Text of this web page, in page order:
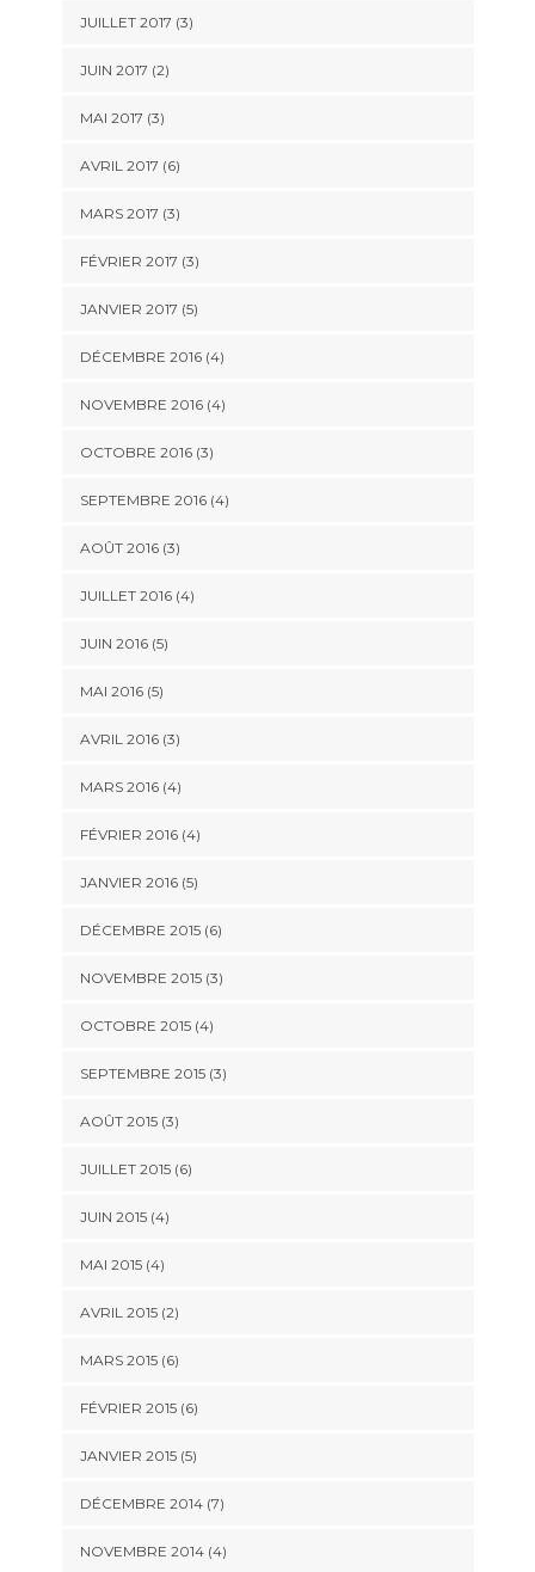
JUILLET 2017 (3)
JUIN 2017 (2)
MAI 2017 (3)
AVRIL 2017 (6)
MARS 2017 (3)
FÉVRIER 2017 (3)
JANVIER 2017 (5)
DÉCEMBRE 2016(4)
NOVEMBRE 2016(4)
OCTOBRE 2016(3)
SEPTEMBRE 2016(4)
AOÛT 2016(3)
JUILLET 2016(4)
JUIN 2016(5)
MAI 2016(5)
AVRIL 2016(3)
MARS 2016(4)
FÉVRIER 2016(4)
JANVIER 2016(5)
DÉCEMBRE 2015(6)
NOVEMBRE 2015(3)
OCTOBRE 2015(4)
SEPTEMBRE 2015(3)
AOÛT 2015(3)
JUILLET 2015(6)
JUIN 2015(4)
MAI 2015(4)
AVRIL 2015(2)
MARS 2015(6)
FÉVRIER 2015(6)
JANVIER 2015(5)
DÉCEMBRE 2014(7)
NOVEMBRE 2014(4)